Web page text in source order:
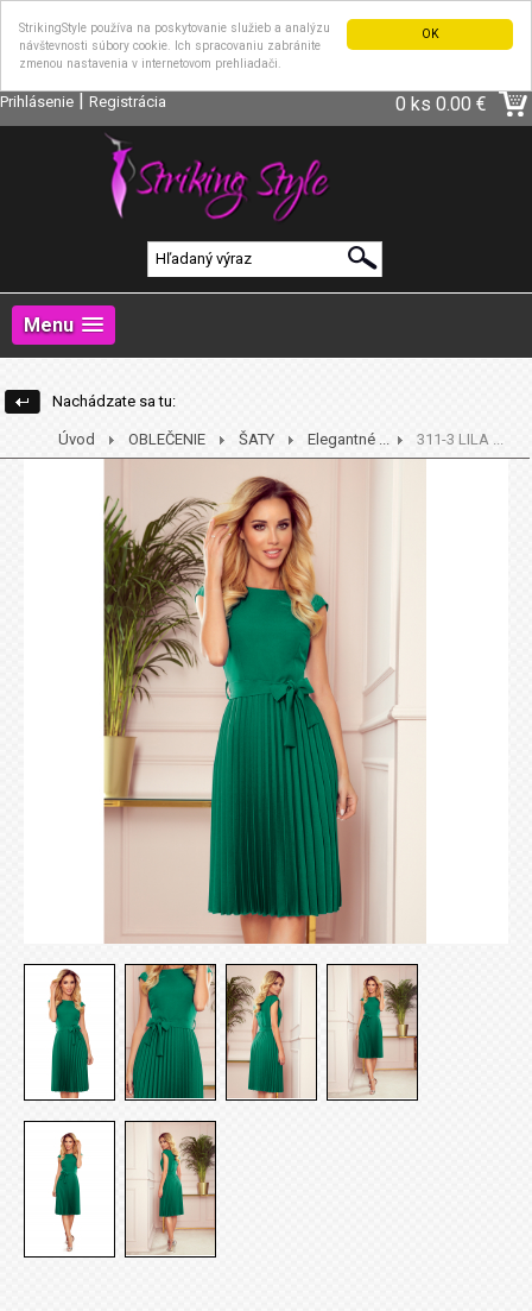
OK
StrikingStyle používa na poskytovanie služieb a analýzu
návštevnosti súbory cookie. Ich spracovaniu zabránite
zmenou nastavenia v internetovom prehliadači.
Prihlásenie | Registrácia 0 ks 0.00 €
Menu
Nachádzate sa tu:
Úvod OBLEČENIE ŠATY Elegantné ... 311-3 LILA ...